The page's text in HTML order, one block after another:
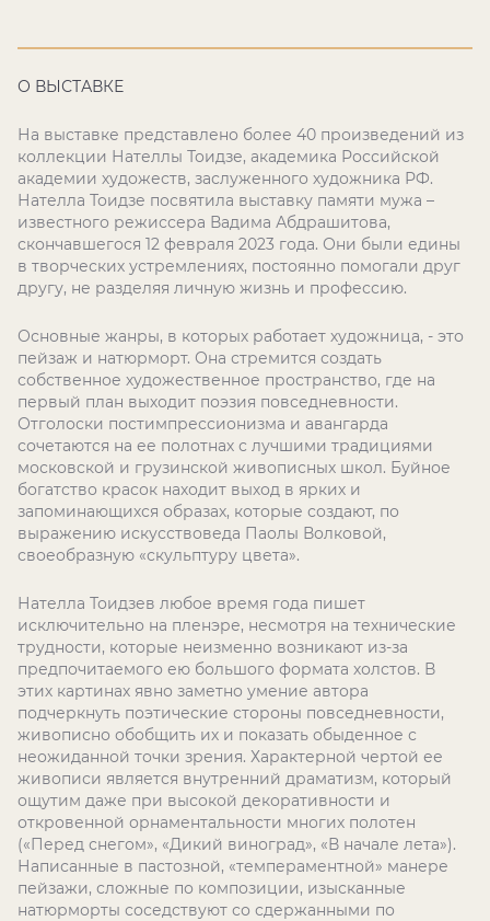
О ВЫСТАВКЕ
На выставке представлено более 40 произведений из
коллекции Нателлы Тоидзе, академика Российской
академии художеств, заслуженного художника РФ.
Нателла Тоидзе посвятила выставку памяти мужа –
известного режиссера Вадима Абдрашитова,
скончавшегося 12 февраля 2023 года. Они были едины
в творческих устремлениях, постоянно помогали друг
другу, не разделяя личную жизнь и профессию.
Основные жанры, в которых работает художница, - это
пейзаж и натюрморт. Она стремится создать
собственное художественное пространство, где на
первый план выходит поэзия повседневности.
Отголоски постимпрессионизма и авангарда
сочетаются на ее полотнах с лучшими традициями
московской и грузинской живописных школ. Буйное
богатство красок находит выход в ярких и
запоминающихся образах, которые создают, по
выражению искусствоведа Паолы Волковой,
своеобразную «скульптуру цвета».
Нателла Тоидзев любое время года пишет
исключительно на пленэре, несмотря на технические
трудности, которые неизменно возникают из-за
предпочитаемого ею большого формата холстов. В
этих картинах явно заметно умение автора
подчеркнуть поэтические стороны повседневности,
живописно обобщить их и показать обыденное с
неожиданной точки зрения. Характерной чертой ее
живописи является внутренний драматизм, который
ощутим даже при высокой декоративности и
откровенной орнаментальности многих полотен
(«Перед снегом», «Дикий виноград», «В начале лета»).
Написанные в пастозной, «темпераментной» манере
пейзажи, сложные по композиции, изысканные
натюрморты соседствуют со сдержанными по